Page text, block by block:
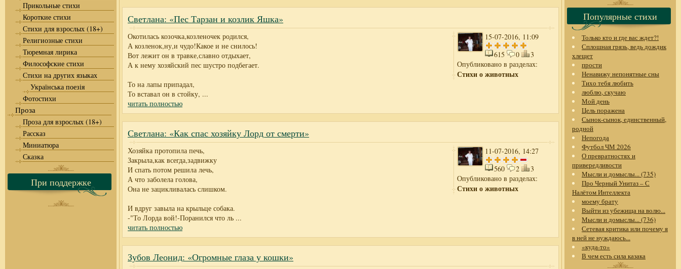
Прикольные стихи
Короткие стихи
Стихи для взрослых (18+)
Религиозные стихи
Тюремная лирика
Философские стихи
Стихи на других языках
Українська поезія
Фотостихи
Проза
Проза для взрослых (18+)
Рассказ
Миниатюра
Сказка
При поддержке
Светлана: «Пес Тарзан и козлик Яшка»
15-07-2016, 11:09
615
0
3
Опубликовано в разделах:
Стихи о животных
Окотилась козочка,козленочек родился,
А козленок,ну,и чудо!Какое и не снилось!
Вот лежит он в травке,славно отдыхает,
А к нему хозяйский пес шустро подбегает.
То на лапы припадал,
То вставал он в стойку, ...
читать полностью
Светлана: «Как спас хозяйку Лорд от смерти»
11-07-2016, 14:27
560
2
3
Опубликовано в разделах:
Стихи о животных
Хозяйка протопила печь,
Закрыла,как всегда,задвижку
И спать потом решила лечь,
А что заболела голова,
Она не зацикливалась слишком.
И вдруг завыла на крыльце собака.
-"То Лорда вой!-Поранился что ль ...
читать полностью
Зубов Леонид: «Огромные глаза у кошки»
Популярные стихи
Только кто и где вас ждет?!
Сплошная грязь, ведь дождик
хлещет
прости
Ненавижу непонятные сны
Тихо тебя любить
люблю, скучаю
Мой день
Цель поражена
Сынок-сынок, единственный,
родной
Непогода
Футбол ЧМ 2026
О превратностях и
привередливости
Мысли и домыслы... (735)
Про Черный Унитаз – С
Налётом Интеллекта
моему брату
Выйти из убежища на волю...
Мысли и домыслы... (736)
Сетевая критика или почему я
в ней не нуждаюсь...
«куда-то»
В чем есть сила казака